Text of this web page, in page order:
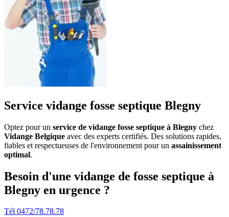
Service vidange fosse septique Blegny
Optez pour un service de vidange fosse septique à Blegny chez
Vidange Belgique avec des experts certifiés. Des solutions rapides,
fiables et respectueuses de l'environnement pour un assainissement
optimal.
Besoin d'une vidange de fosse septique à
Blegny en urgence ?
Tél 0472/78.78.78